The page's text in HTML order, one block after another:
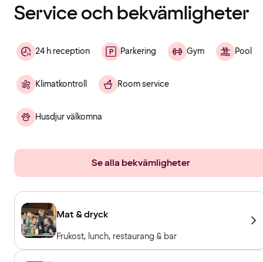
Service och bekvämligheter
24 h reception Parkering Gym Pool
Klimatkontroll Room service
Husdjur välkomna
Se alla bekvämligheter
Mat & dryck
Frukost, lunch, restaurang & bar